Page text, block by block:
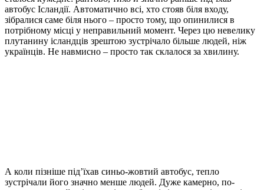
автобус Ісландії. Автоматично всі, хто стояв біля входу,
зібралися саме біля нього – просто тому, що опинилися в
потрібному місці у неправильний момент. Через цю невелику
плутанину ісландців зрештою зустрічало більше людей, ніж
українців. Не навмисно – просто так склалося за хвилину.
А коли пізніше під’їхав синьо-жовтий автобус, тепло
зустрічали його значно менше людей. Дуже камерно, по-